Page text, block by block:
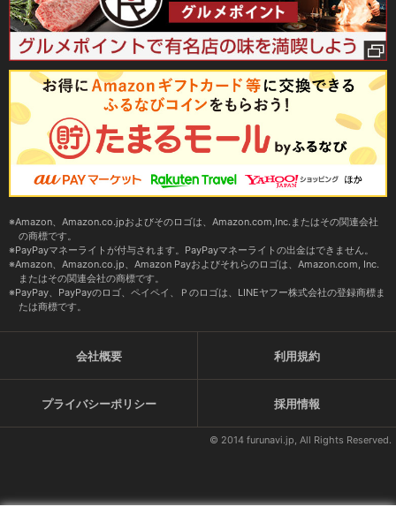
Amazon、Amazon.co.jpおよびそのロゴは、Amazon.com,Inc.またはその関連会社
の商標です。
PayPayマネーライトが付与されます。PayPayマネーライトの出金はできません。
Amazon、Amazon.co.jp、Amazon Payおよびそれらのロゴは、Amazon.com, Inc.
またはその関連会社の商標です。
PayPay、PayPayのロゴ、ペイペイ、Ｐのロゴは、LINEヤフー株式会社の登録商標ま
たは商標です。
会社概要 利用規約
プライバシーポリシー 採用情報
© 2014 furunavi.jp, All Rights Reserved.